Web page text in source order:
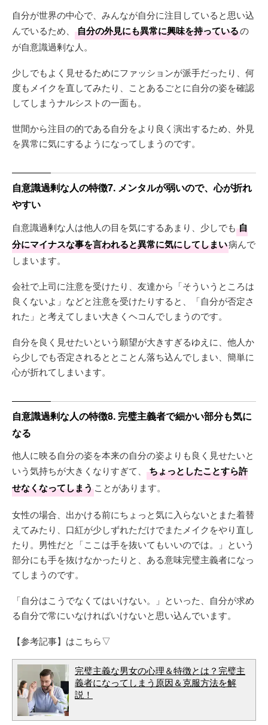
自分が世界の中心で、みんなが自分に注目していると思い込
んでいるため、
自分の外見にも異常に興味を持っているの
が自意識過剰な人。
少しでもよく見せるためにファッションが派手だったり、何
度もメイクを直してみたり、ことあるごとに自分の姿を確認
してしまうナルシストの一面も。
世間から注目の的である自分をより良く演出するため、外見
を異常に気にするようになってしまうのです。
自意識過剰な人の特徴7. メンタルが弱いので、心が折れ
やすい
自意識過剰な人は他人の目を気にするあまり、少しでも 自
分にマイナスな事を言われると異常に気にしてしまい病んで
しまいます。
会社で上司に注意を受けたり、友達から「そういうところは
良くないよ」などと注意を受けたりすると、「自分が否定さ
れた」と考えてしまい大きくヘコんでしまうのです。
自分を良く見せたいという願望が大きすぎるゆえに、他人か
ら少しでも否定されるととことん落ち込んでしまい、簡単に
心が折れてしまいます。
自意識過剰な人の特徴8. 完璧主義者で細かい部分も気に
なる
他人に映る自分の姿を本来の自分の姿よりも良く見せたいと
いう気持ちが大きくなりすぎて、
ちょっとしたことすら許
せなくなってしまうことがあります。
女性の場合、出かける前にちょっと気に入らないとまた着替
えてみたり、口紅が少しずれただけでまたメイクをやり直し
たり。男性だと「ここは手を抜いてもいいのでは。」という
部分にも手を抜けなかったりと、ある意味完璧主義者になっ
てしまうのです。
「自分はこうでなくてはいけない。」といった、自分が求め
る自分で常にいなければいけないと思い込んでいます。
【参考記事】はこちら▽
完璧主義な男女の心理＆特徴とは？完璧主
義者になってしまう原因＆克服方法を解
説！